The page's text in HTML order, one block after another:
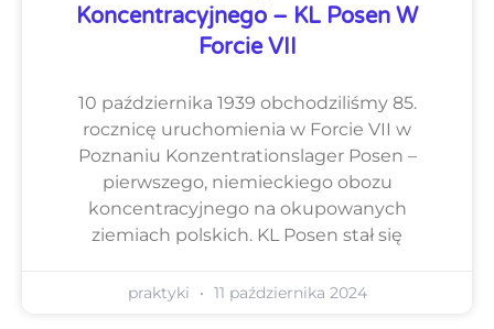
Koncentracyjnego – KL Posen W
Forcie VII
10 października 1939 obchodziliśmy 85.
rocznicę uruchomienia w Forcie VII w
Poznaniu Konzentrationslager Posen –
pierwszego, niemieckiego obozu
koncentracyjnego na okupowanych
ziemiach polskich. KL Posen stał się
praktyki 11 października 2024